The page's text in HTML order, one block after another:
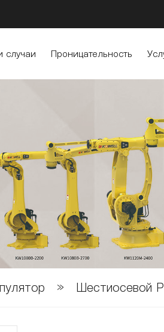
случаи Проницательность
» Шестиосевой